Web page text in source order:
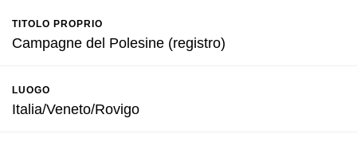
TITOLO PROPRIO
Campagne del Polesine (registro)
LUOGO
Italia/Veneto/Rovigo